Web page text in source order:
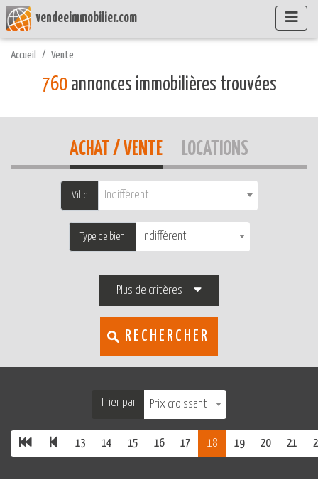
vendeeimmobilier.com
Accueil Vente
760annonces immobilières trouvées
ACHAT / VENTE LOCATIONS
Ville Indifférent
Type de bien Indifférent
Plus de critères
RECHERCHER
Trier par Prix croissant
13 14 15 16 17 18 19 20 21